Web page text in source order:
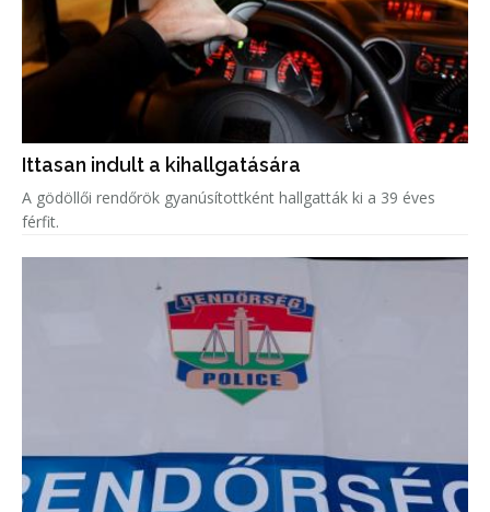
Ittasan indult a kihallgatására
A gödöllői rendőrök gyanúsítottként hallgatták ki a 39 éves
férfit.